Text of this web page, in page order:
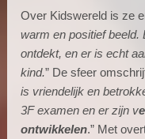
Over Kidswereld is ze
warm en positief beeld.
ontdekt, en er is echt
kind.” De sfeer
is vriendelijk en
3F examen en er zijn v
ontwikkelen.” Met